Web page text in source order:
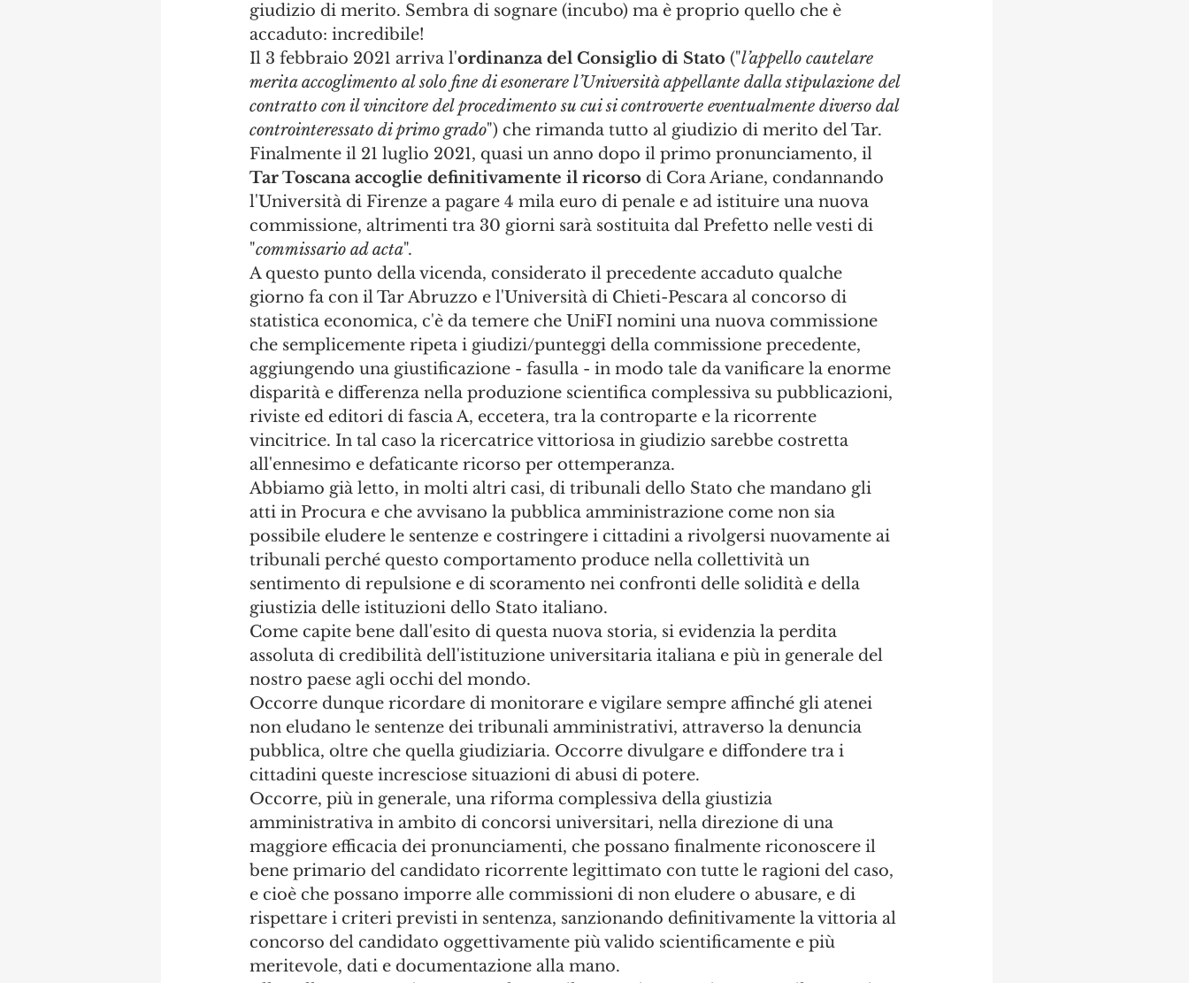
giudizio di merito. Sembra di sognare (incubo) ma è proprio quello che è
accaduto: incredibile!
Il 3 febbraio 2021 arriva l'ordinanza del Consiglio di Stato ("l’appello cautelare
merita accoglimento al solo fine di esonerare l’Università appellante dalla stipulazione del
contratto con il vincitore del procedimento su cui si controverte eventualmente diverso dal
controinteressato di primo grado") che rimanda tutto al giudizio di merito del Tar.
Finalmente il 21 luglio 2021, quasi un anno dopo il primo pronunciamento, il
Tar Toscana accoglie definitivamente il ricorso di Cora Ariane, condannando
l'Università di Firenze a pagare 4 mila euro di penale e ad istituire una nuova
commissione, altrimenti tra 30 giorni sarà sostituita dal Prefetto nelle vesti di
"commissario ad acta".
A questo punto della vicenda, considerato il precedente accaduto qualche
giorno fa con il Tar Abruzzo e l'Università di Chieti-Pescara al concorso di
statistica economica, c'è da temere che UniFI nomini una nuova commissione
che semplicemente ripeta i giudizi/punteggi della commissione precedente,
aggiungendo una giustificazione - fasulla - in modo tale da vanificare la enorme
disparità e differenza nella produzione scientifica complessiva su pubblicazioni,
riviste ed editori di fascia A, eccetera, tra la controparte e la ricorrente
vincitrice. In tal caso la ricercatrice vittoriosa in giudizio sarebbe costretta
all'ennesimo e defaticante ricorso per ottemperanza.
Abbiamo già letto, in molti altri casi, di tribunali dello Stato che mandano gli
atti in Procura e che avvisano la pubblica amministrazione come non sia
possibile eludere le sentenze e costringere i cittadini a rivolgersi nuovamente ai
tribunali perché questo comportamento produce nella collettività un
sentimento di repulsione e di scoramento nei confronti delle solidità e della
giustizia delle istituzioni dello Stato italiano.
Come capite bene dall'esito di questa nuova storia, si evidenzia la perdita
assoluta di credibilità dell'istituzione universitaria italiana e più in generale del
nostro paese agli occhi del mondo.
Occorre dunque ricordare di monitorare e vigilare sempre affinché gli atenei
non eludano le sentenze dei tribunali amministrativi, attraverso la denuncia
pubblica, oltre che quella giudiziaria. Occorre divulgare e diffondere tra i
cittadini queste incresciose situazioni di abusi di potere.
Occorre, più in generale, una riforma complessiva della giustizia
amministrativa in ambito di concorsi universitari, nella direzione di una
maggiore efficacia dei pronunciamenti, che possano finalmente riconoscere il
bene primario del candidato ricorrente legittimato con tutte le ragioni del caso,
e cioè che possano imporre alle commissioni di non eludere o abusare, e di
rispettare i criteri previsti in sentenza, sanzionando definitivamente la vittoria al
concorso del candidato oggettivamente più valido scientificamente e più
meritevole, dati e documentazione alla mano.